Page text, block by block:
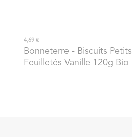
4,69 €
Bonneterre - Biscuits Petits
Feuilletés Vanille 120g Bio